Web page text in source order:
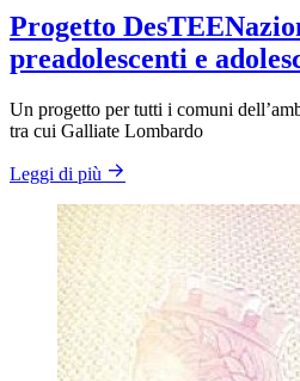
Progetto
preadolescenti e
Un progetto per tutti i comuni
tra cui Galliate Lombardo
Leggi di più